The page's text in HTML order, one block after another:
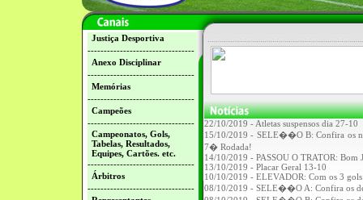
Justiça Desportiva
---------------------------------
Anexo Disciplinar
---------------------------------
Memórias
---------------------------------
Campeões
---------------------------------
Campeonatos, Gols,
Tabelas, Resultados,
Equipes, Cartões. etc.
---------------------------------
Árbitros
---------------------------------
22/10/2019 - Atletas suspensos dia 27-10
15/10/2019 - SELE��O B: Confira os
7� Rodada!
14/10/2019 - PASSOU O TRATOR: Bom
13/10/2019 - Placar Geral 13-10
10/10/2019 - ELEVADOR: Com os 3
08/10/2019 - SELE��O A: Confira os